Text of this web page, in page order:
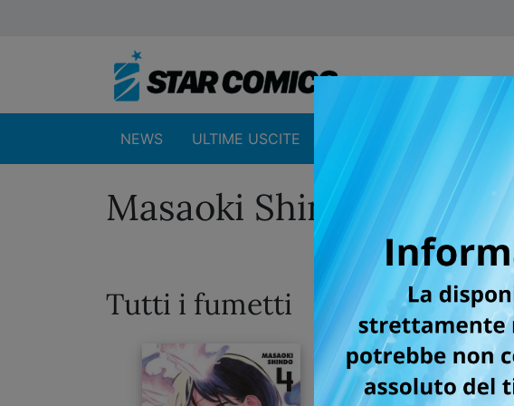
NEWS ULTIME USCITE CATALOGO
Masaoki Shindo
Tutti i fumetti